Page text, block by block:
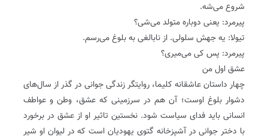
شروع می‌شه.
پیرمرد: یعنی دوباره متولد می‌شی؟
تیولا: یه جهش سلولی. از نابالغی به بلوغ می‌رسم.
پیرمرد: پس کی می‌میری؟
عشق اول من
چهار داستان عاشقانه کلیما، روایتگر زندگی جوانی در گذر از سال‌های
دشوار بلوغ اوست؛ آن هم در سرزمینی که عشق، وطن و عواطف
انسانی باید فدای سیاست شود. نخستین تاثیر او از عشق در برخورد
با دختر جوانی در آشپزخانه گتوی یهودیان است که در لیوان او شیر